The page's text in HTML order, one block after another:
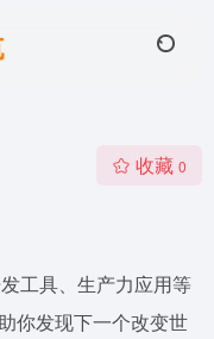
收藏 0
工具、生产力应用等
你发现下一个改变世